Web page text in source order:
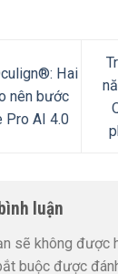
Hai
nên bước
Pro AI 4.0
luận
sẽ không được
buộc được